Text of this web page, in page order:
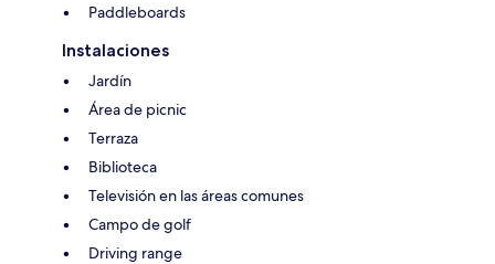
Paddleboards
Instalaciones
Jardín
Área de picnic
Terraza
Biblioteca
Televisión en las áreas comunes
Campo de golf
Driving range